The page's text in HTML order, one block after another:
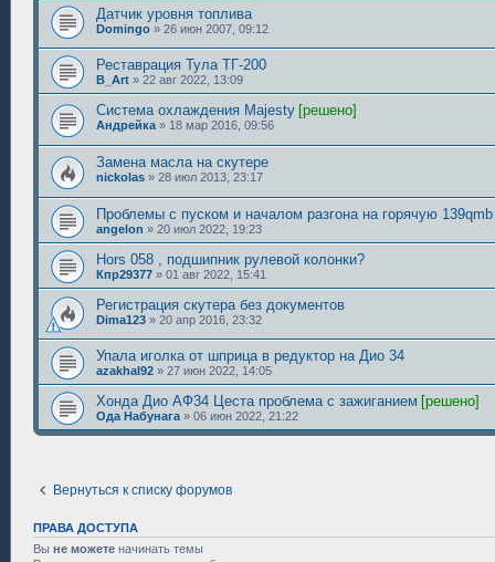
Датчик уровня топлива
Domingo » 26 июн 2007, 09:12
Реставрация Тула ТГ-200
B_Art » 22 авг 2022, 13:09
Система охлаждения Majesty [решено]
Андрейка» 18 мар 2016, 09:56
Замена масла на скутере
nickolas » 28 июл 2013, 23:17
Проблемы с пуском и началом разгона на горячую 139qmb
angelon » 20 июл 2022, 19:23
Hors 058 , подшипник рулевой колонки?
Кпр29377 » 01 авг 2022, 15:41
Регистрация скутера без документов
Dima123 » 20 апр 2016, 23:32
Упала иголка от шприца в редуктор на Дио 34
azakhal92 » 27 июн 2022, 14:05
Хонда Дио АФ34 Цеста проблема с зажиганием [решено]
Ода Набунага» 06 июн 2022, 21:22
Вернуться к списку форумов
ПРАВА ДОСТУПА
Вы не можете начинать темы